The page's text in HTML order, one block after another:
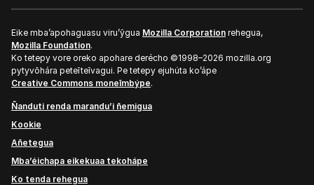
Eike mba’apohaguasu viru’ỹgua Mozilla Corporation rehegua,
Mozilla Foundation.
Ko tetepy vore oreko apohare derécho ©1998–2026 mozilla.org
pytyvõhára peteĩteĩvagui. Pe tetepy ejuhúta ko’ápe
Creative Commons moneĩmbýpe.
Ñanduti renda marandu’i ñemigua
Kookie
Añetegua
Mba’éichapa eikekuaa tekohápe
Ko tenda rehegua